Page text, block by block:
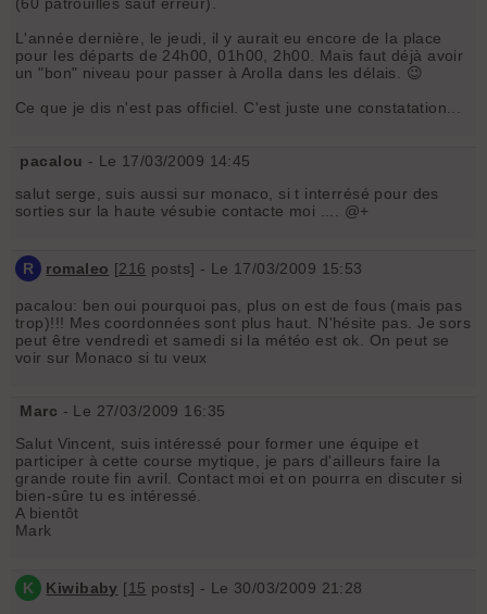
L'année dernière, le jeudi, il y aurait eu encore de la place
pour les départs de 24h00, 01h00, 2h00. Mais faut déjà avoir
un "bon" niveau pour passer à Arolla dans les délais. 😉
Ce que je dis n'est pas officiel. C'est juste une constatation...
pacalou - Le 17/03/2009 14:45
salut serge, suis aussi sur monaco, si t interrésé pour des
sorties sur la haute vésubie contacte moi .... @+
R romaleo [216 posts] - Le 17/03/2009 15:53
pacalou: ben oui pourquoi pas, plus on est de fous (mais pas
trop)!!! Mes coordonnées sont plus haut. N'hésite pas. Je sors
peut être vendredi et samedi si la météo est ok. On peut se
voir sur Monaco si tu veux
Marc - Le 27/03/2009 16:35
Salut Vincent, suis intéressé pour former une équipe et
participer à cette course mytique, je pars d'ailleurs faire la
grande route fin avril. Contact moi et on pourra en discuter si
bien-sûre tu es intéressé.
A bientôt
Mark
K Kiwibaby [15 posts] - Le 30/03/2009 21:28